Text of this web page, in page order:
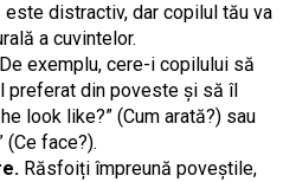
distractiv, dar copilul tău va
a cuvintelor.
De exemplu, cere-i copilului să
preferat din poveste și să îl
look like?” (Cum arată?) sau
(Ce face?).
Răsfoiți împreună poveștile,